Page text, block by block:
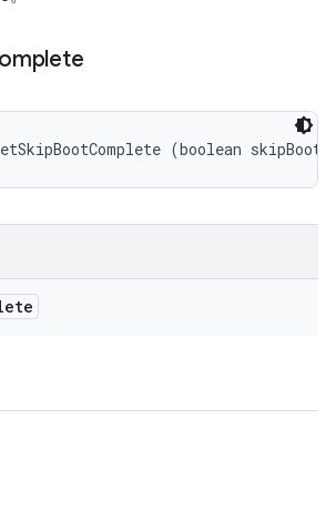
(boolean